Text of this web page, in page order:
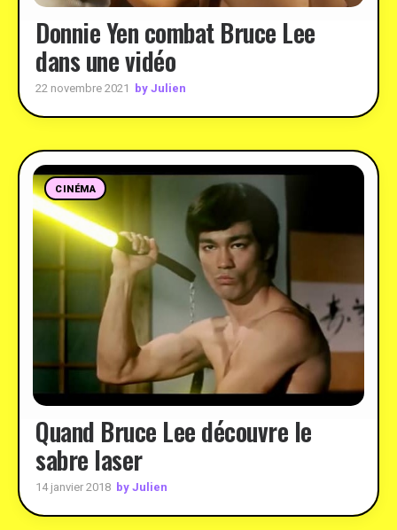
Donnie Yen combat Bruce Lee
dans une vidéo
22 novembre 2021 by Julien
CINÉMA
Quand Bruce Lee découvre le
sabre laser
14 janvier 2018 by Julien